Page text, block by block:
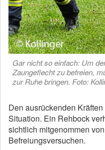
Gar nicht so einfach: Um
Zaungeflecht zu befreien,
zur Ruhe bringen. Foto:
Den ausrückenden
Situation. Ein Rehbock
sichtlich mitgenommen
Befreiungsversuchen.